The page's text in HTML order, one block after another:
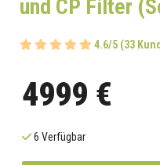
und CP Filter
4.6/5 (33
4999 €
6 Verfügbar